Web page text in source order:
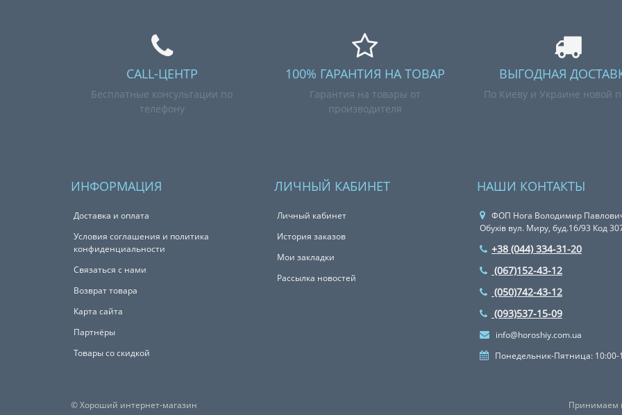
CALL-ЦЕНТР
Бесплатные консультации по
телефону
100% ГАРАНТИЯ НА ТОВАР
Гарантия на товары от
производителя
ВЫГОДНАЯ
По Киеву и Украине новой
ИНФОРМАЦИЯ
Доставка и оплата
Условия соглашения и политика
конфиденциальности
Связаться с нами
Возврат товара
Карта сайта
Партнёры
Товары со скидкой
ЛИЧНЫЙ КАБИНЕТ
Личный кабинет
История заказов
Мои закладки
Рассылка новостей
НАШИ КОНТАКТЫ
ФОП Нога Володимир
Обухів вул. Миру, буд.16/93 Код
+38 (044) 334-31-20
(067)152-43-12
(050)742-43-12
(093)537-15-09
info@horoshiy.com.ua
Понедельник-Пятница: 10:00-
© Хороший интернет-магазин Принимаем